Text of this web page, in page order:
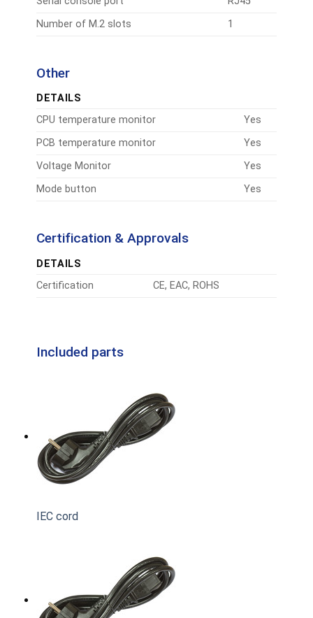
Number of M.2 slots
1
Other
DETAILS
CPU temperature monitor
Yes
PCB temperature monitor
Yes
Voltage Monitor
Yes
Mode button
Yes
Certification & Approvals
DETAILS
Certification
CE, EAC, ROHS
Included parts
IEC cord